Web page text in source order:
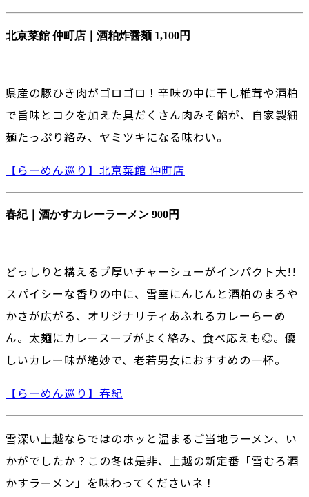
北京菜館 仲町店｜酒粕炸醤麺 1,100円
県産の豚ひき肉がゴロゴロ！辛味の中に干し椎茸や酒粕
で旨味とコクを加えた具だくさん肉みそ餡が、自家製細
麺たっぷり絡み、ヤミツキになる味わい。
【らーめん巡り】北京菜館 仲町店
春紀｜酒かすカレーラーメン 900円
どっしりと構えるブ厚いチャーシューがインパクト大!!
スパイシーな香りの中に、雪室にんじんと酒粕のまろや
かさが広がる、オリジナリティあふれるカレーらーめ
ん。太麺にカレースープがよく絡み、食べ応えも◎。優
しいカレー味が絶妙で、老若男女におすすめの一杯。
【らーめん巡り】春紀
雪深い上越ならではのホッと温まるご当地ラーメン、い
かがでしたか？この冬は是非、上越の新定番「雪むろ酒
かすラーメン」を味わってくださいネ！